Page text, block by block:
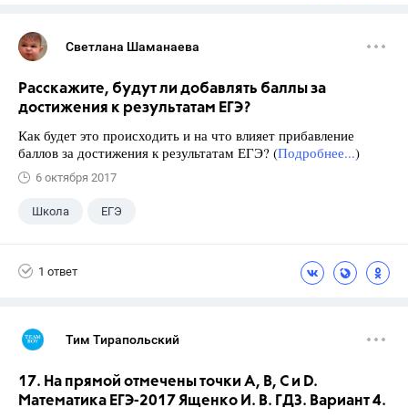
Светлана Шаманаева
Расскажите, будут ли добавлять баллы за
достижения к результатам ЕГЭ?
Как будет это происходить и на что влияет прибавление
баллов за достижения к результатам ЕГЭ? (Подробнее...)
6 октября 2017
Школа ЕГЭ
1 ответ
Тим Тирапольский
17. На прямой отмечены точки А, В, С и D.
Математика ЕГЭ-2017 Ященко И. В. ГДЗ. Вариант 4.